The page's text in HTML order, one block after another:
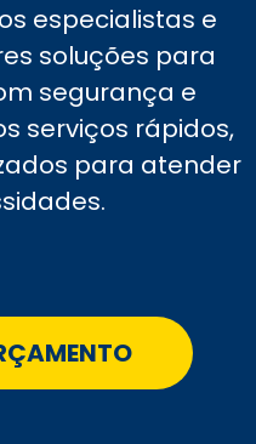
especialistas e
soluções para
segurança e
serviços rápidos,
para atender